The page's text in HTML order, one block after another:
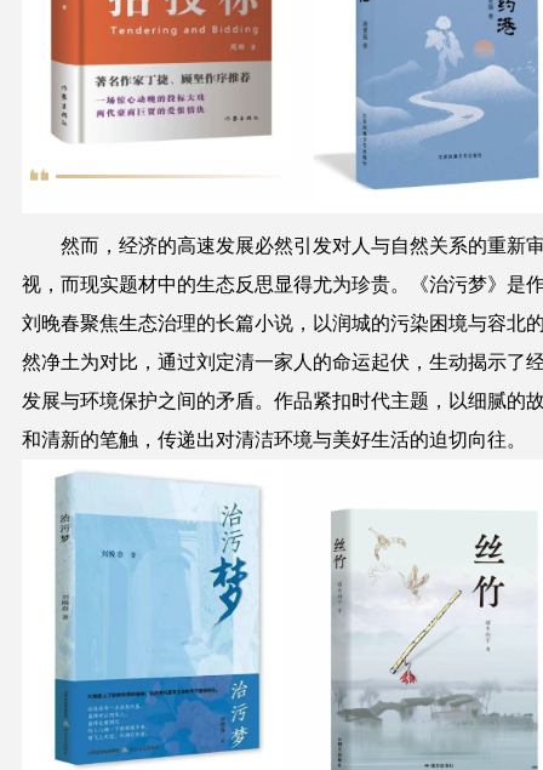
然而，经济的高速发展必然引发对人与自然关系的重新
视，而现实题材中的生态反思显得尤为珍贵。《治污梦》是
刘晚春聚焦生态治理的长篇小说，以润城的污染困境与容北
然净土为对比，通过刘定清一家人的命运起伏，生动揭示了
发展与环境保护之间的矛盾。作品紧扣时代主题，以细腻的
和清新的笔触，传递出对清洁环境与美好生活的迫切向往。